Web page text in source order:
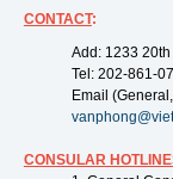
CONTACT:
Add: 1233
Tel: 202-861-
Email
CONSULAR